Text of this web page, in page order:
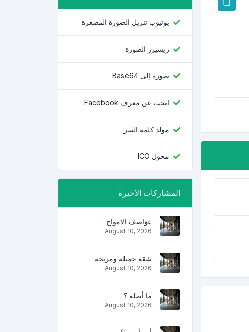
يوتيوب تنزيل الصورة المصغرة
ريسيزر الصورة
صورة إلى Base64
ابحث عن معرف Facebook
مولد كلمة السر
محول ICO
المشاركات الاخيرة
عواصف الامواج
August 10, 2026
شقة جميلة ومريحة
August 10, 2026
ما أصله ؟
August 10, 2026